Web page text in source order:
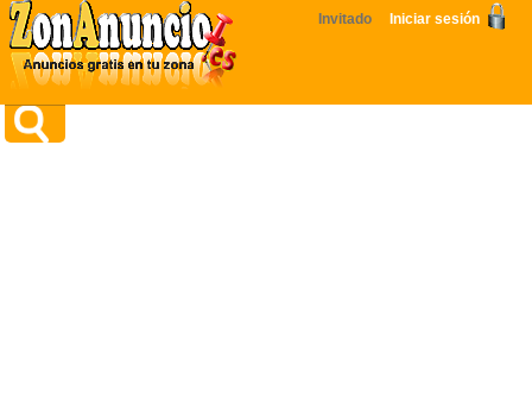
Invitado Iniciar sesión